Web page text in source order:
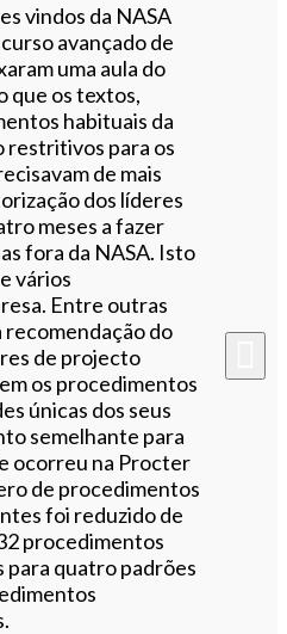
vindos da NASA
avançado de
uma aula do
que os textos,
habituais da
restritivos para os
de mais
dos líderes
meses a fazer
fora da NASA. Isto
vários
Entre outras
recomendação do
de projecto
os procedimentos
únicas dos seus
semelhante para
ocorreu na Procter
de procedimentos
foi reduzido de
procedimentos
quatro padrões